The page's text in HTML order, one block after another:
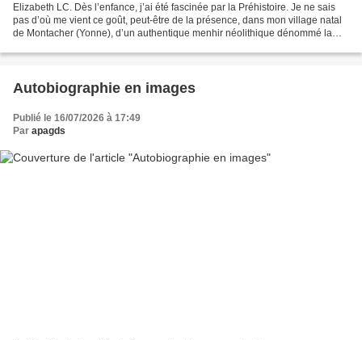
Elizabeth LC. Dès l’enfance, j’ai été fascinée par la Préhistoire. Je ne sais
pas d’où me vient ce goût, peut-être de la présence, dans mon village natal
de Montacher (Yonne), d’un authentique menhir néolithique dénommé la
Autobiographie en images
Publié le 16/07/2026 à 17:49
Par apagds